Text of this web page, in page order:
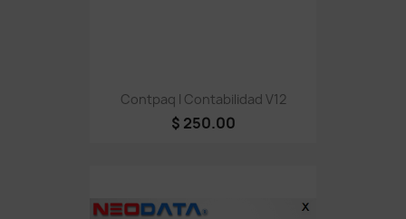
Contpaq I Contabilidad V12
$ 250.00